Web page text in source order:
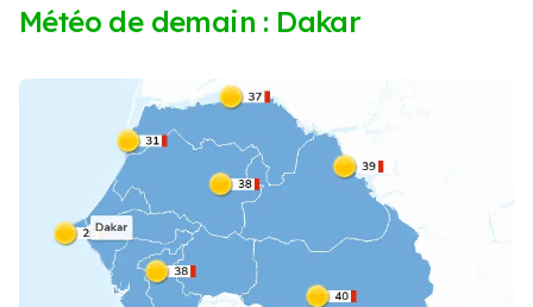
Météo de demain : Dakar